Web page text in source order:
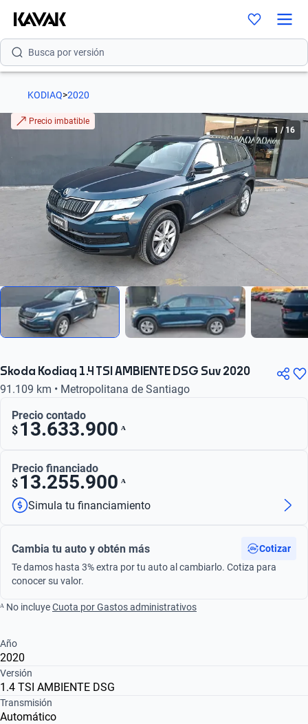
Busca por modelo
Busca por versión
Busca por marca
Busca por versión
Busca por año
KODIAQ>2020
Precio imbatible
1 /16
Skoda Kodiaq 1.4 TSI AMBIENTE DSG Suv 2020
91.109 km • Metropolitana de Santiago
Precio contado
$ 13.633.900 ᴬ
Precio financiado
$ 13.255.900 ᴬ
Simula tu financiamiento
Cambia tu auto y obtén más
Cotizar
Te damos hasta 3% extra por tu auto al cambiarlo. Cotiza para
conocer su valor.
ᴬ No incluyeCuota por Gastos administrativos
Año
2020
Versión
1.4 TSI AMBIENTE DSG
Transmisión
Automático